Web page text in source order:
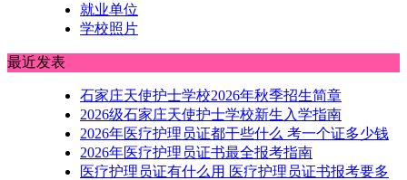
就业单位
学校照片
最近发表
石家庄天使护士学校2026年秋季招生简章
2026级石家庄天使护士学校新生入学指南
2026年医疗护理员证都干些什么 考一个证多少钱
2026年医疗护理员证书最全报考指南
医疗护理员证有什么用 医疗护理员证书报考要多